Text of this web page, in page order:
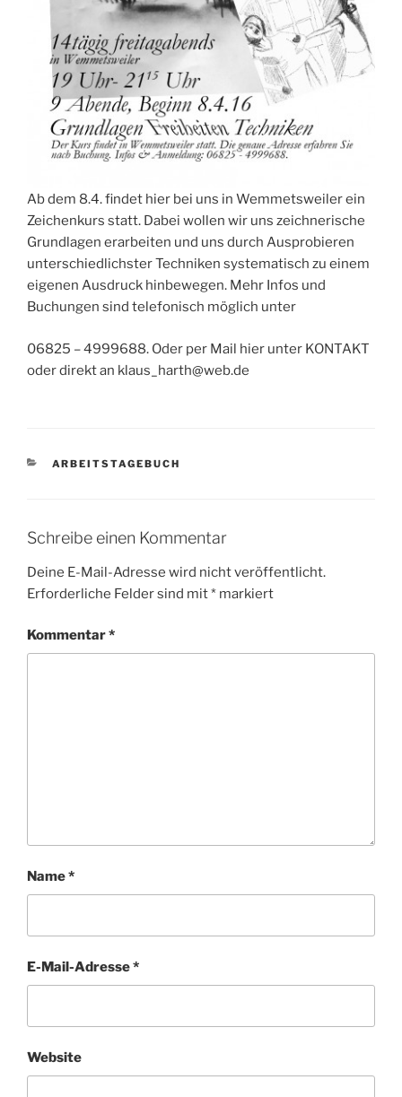
Ab dem 8.4. findet hier bei uns in Wemmetsweiler ein
Zeichenkurs statt. Dabei wollen wir uns zeichnerische
Grundlagen erarbeiten und uns durch Ausprobieren
unterschiedlichster Techniken systematisch zu einem
eigenen Ausdruck hinbewegen. Mehr Infos und
Buchungen sind telefonisch möglich unter
06825 – 4999688. Oder per Mail hier unter KONTAKT
oder direkt an klaus_harth@web.de
KATEGORIEN
ARBEITSTAGEBUCH
Schreibe einen Kommentar
Deine E-Mail-Adresse wird nicht veröffentlicht.
Erforderliche Felder sind mit* markiert
Kommentar*
Name*
E-Mail-Adresse*
Website